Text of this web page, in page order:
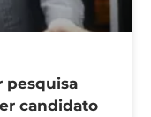
pesquisa
candidato